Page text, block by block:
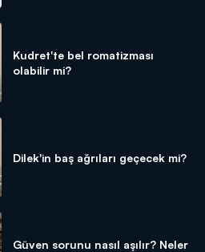
Kudret'te bel romatizması
olabilir mi?
Dilek'in baş ağrıları geçecek mi?
Güven sorunu nasıl aşılır? Neler